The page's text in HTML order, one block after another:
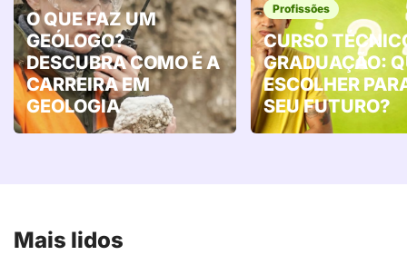
O QUE FAZ UM
GEÓLOGO?
DESCUBRA COMO É A
CARREIRA EM
GEOLOGIA
Profissões
CURSO
GRADUAÇÃO:
ESCOLHER
SEU FUTURO?
Mais lidos